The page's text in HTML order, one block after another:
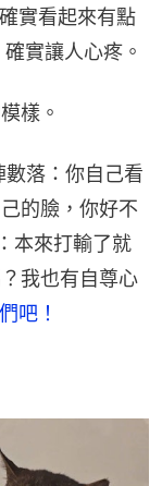
實看起來有點
實讓人心疼。
樣。
落：你自己看
的臉，你好不
本來打輸了就
我也有自尊心
吧！